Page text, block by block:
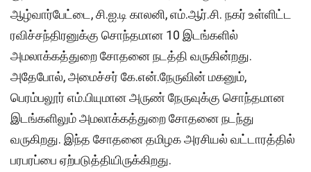
ஆழ்வார்பேட்டை, சி.ஐ.டி காலனி, எம்.ஆர்.சி. நகர் உள்ளிட்ட
ரவிச்சந்திரனுக்கு சொந்தமான 10 இடங்களில்
அமலாக்கத்துறை சோதனை நடத்தி வருகின்றது.
அதேபோல், அமைச்சர் கே.என்.நேருவின் மகனும்,
பெரம்பலூர் எம்.பியுமான அருண் நேருவுக்கு சொந்தமான
இடங்களிலும் அமலாக்கத்துறை சோதனை நடந்து
வருகிறது. இந்த சோதனை தமிழக அரசியல் வட்டாரத்தில்
பரபரப்பை ஏற்படுத்தியிருக்கிறது.